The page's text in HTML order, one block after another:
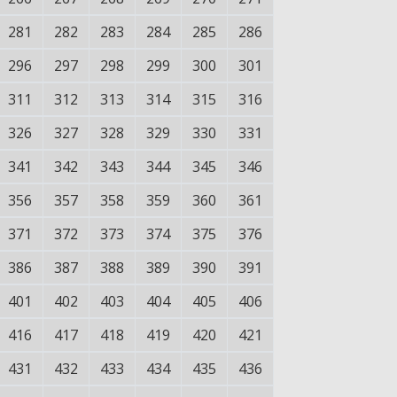
281
282 283 284 285
286
296
297 298 299 300
301
311
312 313 314 315
316
326
327 328 329 330
331
341
342 343 344 345
346
356
357 358 359 360
361
371
372 373 374 375
376
386
387 388 389 390
391
401
402 403 404 405
406
416
417 418 419 420
421
431
432 433 434 435
436